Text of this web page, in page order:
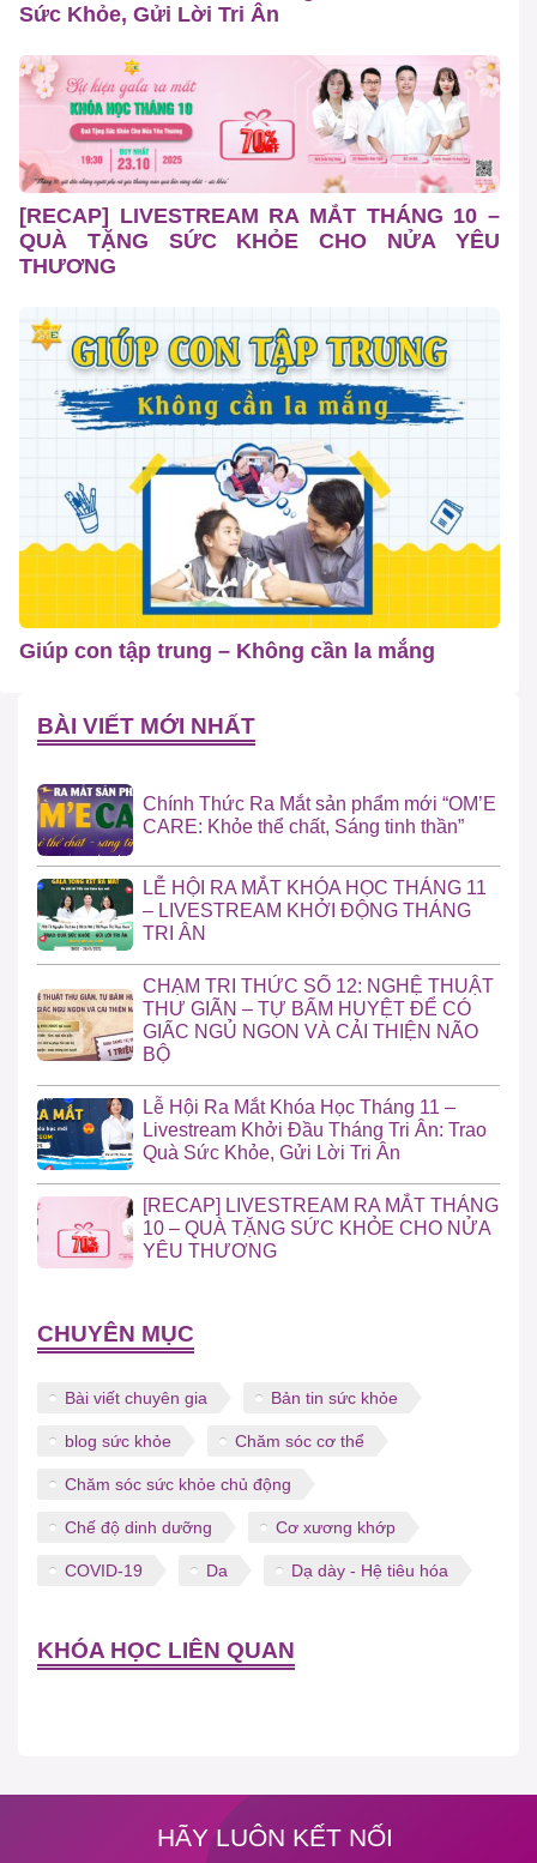
Sức Khỏe, Gửi Lời Tri Ân
[RECAP] LIVESTREAM RA MẮT THÁNG 10 –
QUÀ TẶNG SỨC KHỎE CHO NỬA YÊU
THƯƠNG
Giúp con tập trung – Không cần la mắng
BÀI VIẾT MỚI NHẤT
Chính Thức Ra Mắt sản phẩm mới “OM’E
CARE: Khỏe thể chất, Sáng tinh thần”
LỄ HỘI RA MẮT KHÓA HỌC THÁNG 11
– LIVESTREAM KHỞI ĐỘNG THÁNG
TRI ÂN
CHẠM TRI THỨC SỐ 12: NGHỆ THUẬT
THƯ GIÃN – TỰ BẤM HUYỆT ĐỂ CÓ
GIẤC NGỦ NGON VÀ CẢI THIỆN NÃO
BỘ
Lễ Hội Ra Mắt Khóa Học Tháng 11 –
Livestream Khởi Đầu Tháng Tri Ân: Trao
Quà Sức Khỏe, Gửi Lời Tri Ân
[RECAP] LIVESTREAM RA MẮT THÁNG
10 – QUÀ TẶNG SỨC KHỎE CHO NỬA
YÊU THƯƠNG
CHUYÊN MỤC
Bài viết chuyên gia Bản tin sức khỏe
blog sức khỏe Chăm sóc cơ thể
Chăm sóc sức khỏe chủ động
Chế độ dinh dưỡng Cơ xương khớp
COVID-19 Da Dạ dày - Hệ tiêu hóa
KHÓA HỌC LIÊN QUAN
HÃY LUÔN KẾT NỐI